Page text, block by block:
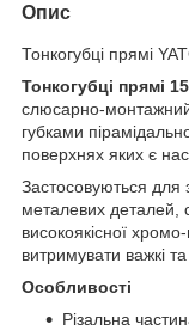
Опис
Тонкогубці прямі
Тонкогубці прямі
слюсарно-монтажний
губками
поверхнях яких є
Застосовуються для
металевих деталей,
високоякісної
витримувати важкі
Особливості
Різальна